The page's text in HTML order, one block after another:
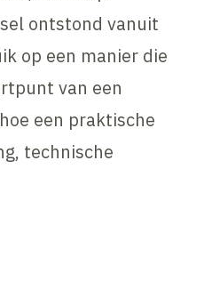
ontstond vanuit
op een manier die
van een
een praktische
technische